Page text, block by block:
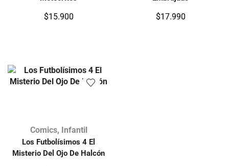
$15.900 $17.990
Comics, Infantil
Los Futbolísimos 4 El
Misterio Del Ojo De Halcón